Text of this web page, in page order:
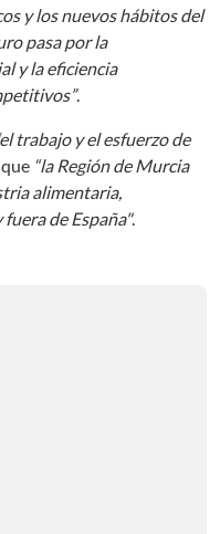
y los nuevos hábitos del
pasa por la
y la eficiencia
.
trabajo y el esfuerzo de
“la Región de Murcia
alimentaria,
de España".